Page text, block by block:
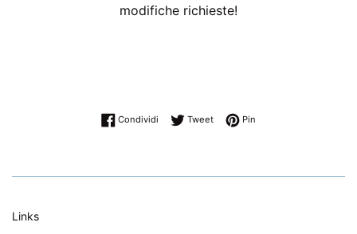
modifiche richieste!
Condividi Condividi su Facebook
TweetTwitta su Twitter
Pin
Links